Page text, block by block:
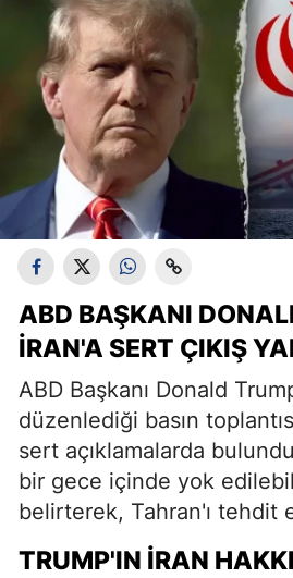
ABD BAŞKANI
İRAN'A SERT ÇIKIŞ
ABD Başkanı Donald
düzenlediği basın
sert açıklamalarda
bir gece içinde yok
belirterek, Tahran'ı tehdit
TRUMP'IN İRAN